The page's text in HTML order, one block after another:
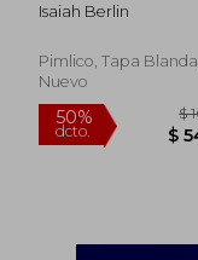
Isaiah Berlin
Pimlico, Tapa Blanda,
Nuevo